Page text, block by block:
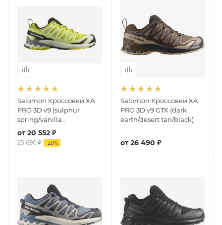
Salomon Кроссовки XA
PRO 3D v9 (sulphur
spring/vanilla
ice/sharkskin)
от20 552 ₽
25 690 ₽ -20%
Salomon Кроссовки XA
PRO 3D v9 GTX (dark
earth/desert tan/black)
от26 490 ₽